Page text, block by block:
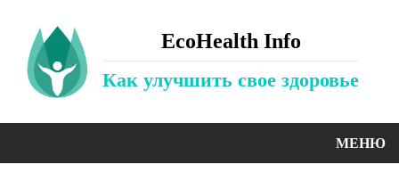
EcoHealth Info
Как улучшить свое здоровье
МЕНЮ